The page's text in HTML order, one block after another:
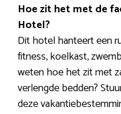
Hoe zit het met de
Hotel?
Dit hotel hanteert een
fitness, koelkast,
weten hoe het zit met
verlengde bedden?
deze